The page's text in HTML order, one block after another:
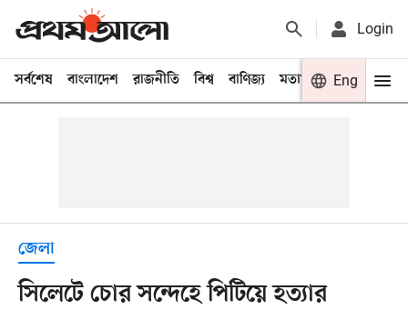
Login
সর্বশেষ বাংলাদেশ রাজনীতি বিশ্ব বাণিজ্য মতামত খেলা
Eng
জেলা
সিলেটে চোর সন্দেহে পিটিয়ে হত্যার